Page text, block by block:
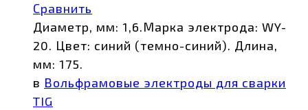
Сравнить
Диаметр, мм: 1,6.Марка электрода: WY-
20. Цвет: синий (темно-синий). Длина,
мм: 175.
в Вольфрамовые электроды для сварки
TIG